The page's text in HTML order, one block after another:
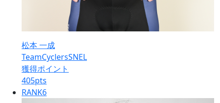
松本 一成
TeamCyclersSNEL
獲得ポイント
405pts
RANK6